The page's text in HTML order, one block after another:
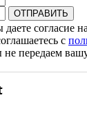
согласие
с
передаем